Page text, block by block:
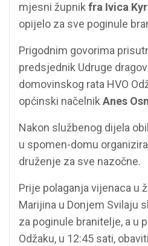
mjesni župnikfra Ivica
opijelo za sve poginule
Prigodnim govorima
predsjednik Udruge
domovinskog rata HVO
općinski načelnikAnes
Nakon službenog dijela
u spomen-domu
druženje za sve nazočne.
Prije polaganja vijenaca u
Marijina u Donjem Svilaju
za poginule branitelje, a u
Odžaku, u 12:45 sati,